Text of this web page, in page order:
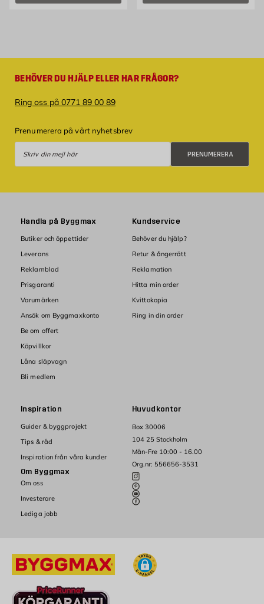
BEHÖVER DU HJÄLP ELLER HAR FRÅGOR?
Ring oss på 0771 89 00 89
Prenumerera på vårt nyhetsbrev
PRENUMERERA
Huvudkontor
Box 30006
104 25 Stockholm
Mån-Fre 10:00 - 16.00
Org.nr: 556656-3531
Handla på Byggmax
Butiker och öppettider
Leverans
Reklamblad
Prisgaranti
Varumärken
Ansök om Byggmaxkonto
Be om offert
Köpvillkor
Låna släpvagn
Bli medlem
Kundservice
Behöver du hjälp?
Retur & ångerrätt
Reklamation
Hitta min order
Kvittokopia
Ring in din order
Inspiration
Guider & byggprojekt
Tips & råd
Inspiration från våra kunder
Om Byggmax
Om oss
Investerare
Lediga jobb